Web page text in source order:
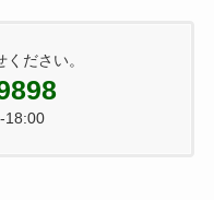
ださい。
18:00